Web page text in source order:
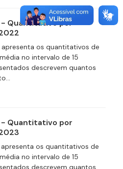
- Quantitativo por
os quantitativos de
no intervalo de 15
descrevem quantos
- Quantitativo por
os quantitativos de
no intervalo de 15
descrevem quantos